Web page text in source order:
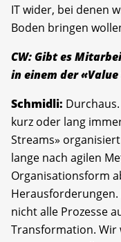
IT wider, bei denen
Boden bringen
CW: Gibt es
in einem der
Schmidli:
kurz oder lang
Streams»
lange nach agilen
Organisationsform
nicht alle Prozesse
Transformation. Wir